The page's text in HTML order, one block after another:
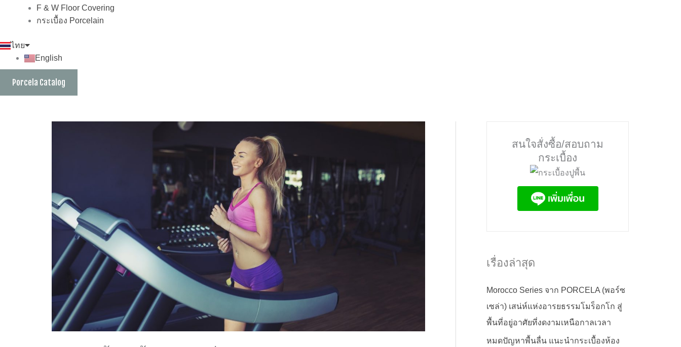
F & W Floor Covering
กระเบื้อง Porcelain
ไทย
English
Porcela Catalog
สนใจสั่งซื้อ/สอบถาม
กระเบื้อง
เรื่องล่าสุด
Morocco Series จาก PORCELA (พอร์ซ
เซล่า) เสน่ห์แห่งอารยธรรมโมร็อกโก สู่
พื้นที่อยู่อาศัยที่งดงามเหนือกาลเวลา
หมดปัญหาพื้นลื่น แนะนำกระเบื้องห้อง